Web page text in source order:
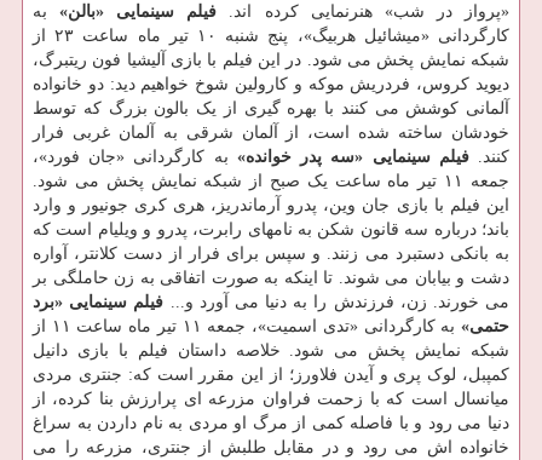
«پرواز در شب» هنرنمایی کرده اند. فیلم سینمایی «بالن»به
کارگردانی «میشائیل هربیگ»، پنج شنبه ۱۰ تیر ماه ساعت ۲۳ از
شبکه نمایش پخش می شود. در این فیلم با بازی آلیشیا فون ریتبرگ،
آلمانی کوشش می کنند با بهره گیری از یک بالون بزرگ که توسط
خودشان ساخته شده است، از آلمان شرقی به آلمان غربی فرار
کنند.فیلم سینمایی «سه پدر خوانده» به کارگردانی «جان فورد»،
جمعه ۱۱ تیر ماه ساعت یک صبح از شبکه نمایش پخش می شود.
این فیلم با بازی جان وین، پدرو آرماندریز، هری کری جونیور و وارد
باند؛ درباره سه قانون ‏شکن به نام‏های رابرت، پدرو و ویلیام است که
به بانکی دستبرد می ‏زنند. و سپس برای فرار از دست کلانتر، آواره‏
دشت و بیابان می‏ شوند. تا اینکه به صورت اتفاقی به زن حاملگی بر
می‏ خورند. زن، فرزندش را به دنیا می ‏آورد و... فیلم سینمایی «برد
حتمی»
به کارگردانی «تدی اسمیت»، جمعه ۱۱ تیر ماه ساعت ۱۱ از
شبکه نمایش پخش می شود. خلاصه داستان فیلم با بازی دانیل
کمپبل، لوک پری و آیدن فلاورز؛ از این مقرر است که: جنتری مردی
میانسال است که با زحمت فراوان مزرعه ای پرارزش بنا کرده، از
دنیا می رود و با فاصله کمی از مرگ او مردی به نام داردن به سراغ
خانواده اش می رود و در مقابل طلبش از جنتری، مزرعه را می